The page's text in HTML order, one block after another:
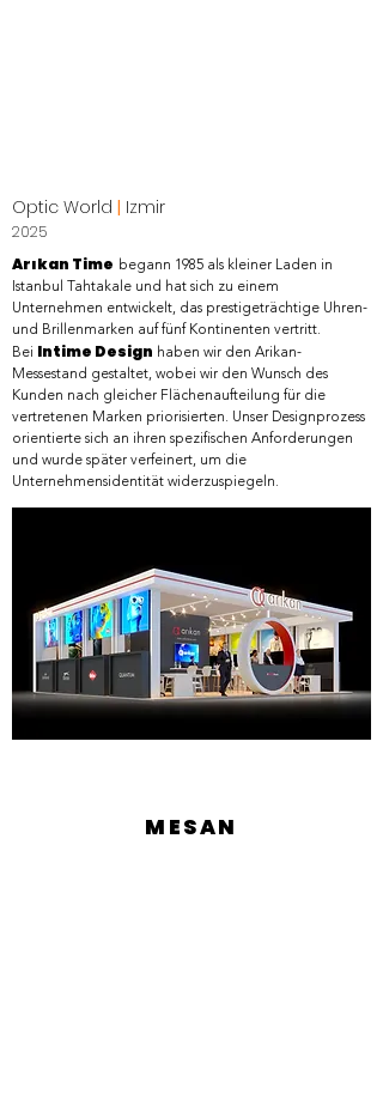
Optic World | Izmir
2025
Arıkan Time begann 1985 als kleiner Laden in
Istanbul Tahtakale und hat sich zu einem
Unternehmen entwickelt, das prestigeträchtige Uhren-
und Brillenmarken auf fünf Kontinenten vertritt.
Bei Intime Design haben wir den Arikan-
Messestand gestaltet, wobei wir den Wunsch des
Kunden nach gleicher Flächenaufteilung für die
vertretenen Marken priorisierten. Unser Designprozess
orientierte sich an ihren spezifischen Anforderungen
und wurde später verfeinert, um die
Unternehmensidentität widerzuspiegeln.
MESAN